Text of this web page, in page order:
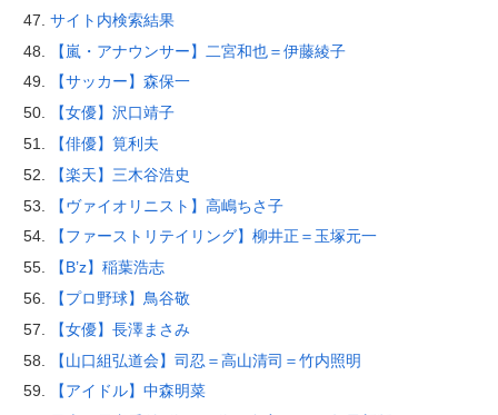
サイト内検索結果
【嵐・アナウンサー】二宮和也＝伊藤綾子
【サッカー】森保一
【女優】沢口靖子
【俳優】筧利夫
【楽天】三木谷浩史
【ヴァイオリニスト】高嶋ちさ子
【ファーストリテイリング】柳井正＝玉塚元一
【B’z】稲葉浩志
【プロ野球】鳥谷敬
【女優】長澤まさみ
【山口組弘道会】司忍＝高山清司＝竹内照明
【アイドル】中森明菜